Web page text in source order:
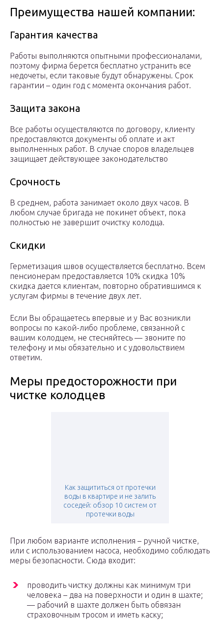
Преимущества нашей компании:
Гарантия качества
Работы выполняются опытными профессионалами,
поэтому фирма берется бесплатно устранить все
недочеты, если таковые будут обнаружены. Срок
гарантии – один год с момента окончания работ.
Защита закона
Все работы осуществляются по договору, клиенту
предоставляются документы об оплате и акт
выполненных работ. В случае споров владельцев
защищает действующее законодательство
Срочность
В среднем, работа занимает около двух часов. В
любом случае бригада не покинет объект, пока
полностью не завершит очистку колодца.
Скидки
Герметизация швов осуществляется бесплатно. Всем
пенсионерам предоставляется 10% скидка 10%
скидка дается клиентам, повторно обратившимся к
услугам фирмы в течение двух лет.
Если Вы обращаетесь впервые и у Вас возникли
вопросы по какой-либо проблеме, связанной с
вашим колодцем, не стесняйтесь — звоните по
телефону и мы обязательно и с удовольствием
ответим.
Меры предосторожности при
чистке колодцев
Как защититься от протечки
воды в квартире и не залить
соседей: обзор 10 систем от
протечки воды
При любом варианте исполнения – ручной чистке,
или с использованием насоса, необходимо соблюдать
меры безопасности. Сюда входит:
проводить чистку должны как минимум три
человека – два на поверхности и один в шахте;
— рабочий в шахте должен быть обвязан
страховочным тросом и иметь каску;